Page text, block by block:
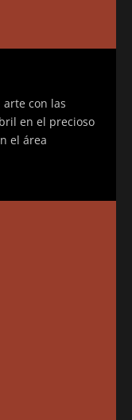
arte con las
en el precioso
el área